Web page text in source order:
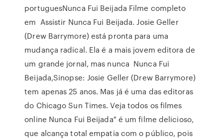
portuguesNunca Fui Beijada Filme completo
em Assistir Nunca Fui Beijada. Josie Geller
(Drew Barrymore) está pronta para uma
mudança radical. Ela é a mais jovem editora de
um grande jornal, mas nunca Nunca Fui
Beijada,Sinopse: Josie Geller (Drew Barrymore)
tem apenas 25 anos. Mas já é uma das editoras
do Chicago Sun Times. Veja todos os filmes
online Nunca Fui Beijada" é um filme delicioso,
que alcança total empatia com o público, pois